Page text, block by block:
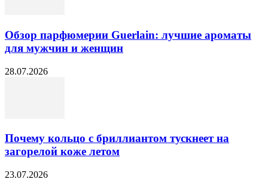
Обзор парфюмерии Guerlain: лучшие ароматы
для мужчин и женщин
28.07.2026
Почему кольцо с бриллиантом тускнеет на
загорелой коже летом
23.07.2026